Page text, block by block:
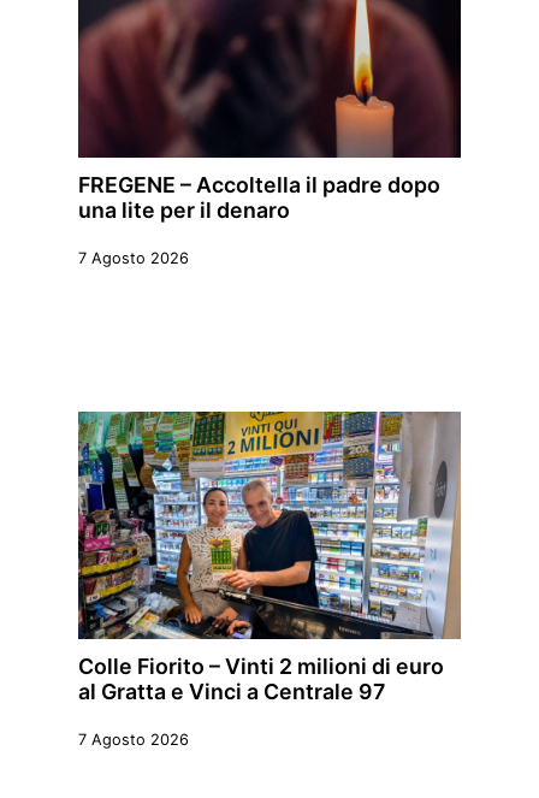
FREGENE – Accoltella il padre dopo
una lite per il denaro
7 Agosto 2026
Colle Fiorito – Vinti 2 milioni di euro
al Gratta e Vinci a Centrale 97
7 Agosto 2026